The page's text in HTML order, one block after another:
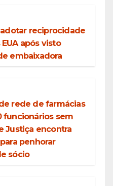
adotar reciprocidade
após visto
embaixadora
rede de farmácias
funcionários sem
Justiça encontra
penhorar
sócio